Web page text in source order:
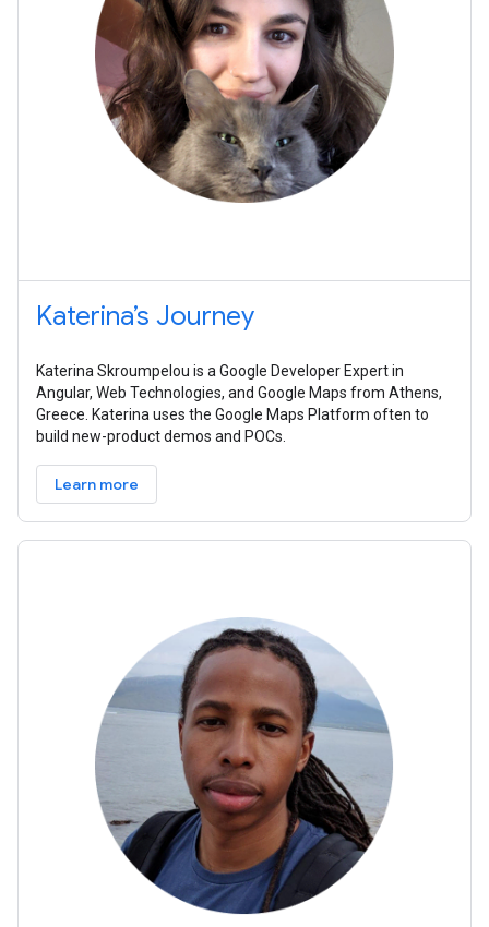
Katerina’s Journey
Katerina Skroumpelou is a Google Developer Expert in
Angular, Web Technologies, and Google Maps from Athens,
Greece. Katerina uses the Google Maps Platform often to
build new-product demos and POCs.
Learn more